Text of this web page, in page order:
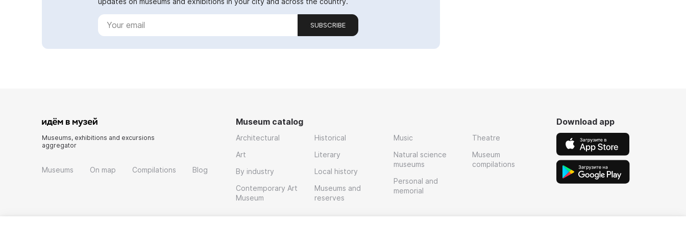
SUBSCRIBE
Museums, exhibitions and excursions
aggregator
Museums On map Compilations Blog
Museum catalog
Architectural
Art
By industry
Contemporary Art
Museum
Historical
Literary
Local history
Museums and
reserves
Music
Natural science
museums
Personal and
memorial
Theatre
Museum
compilations
Download app